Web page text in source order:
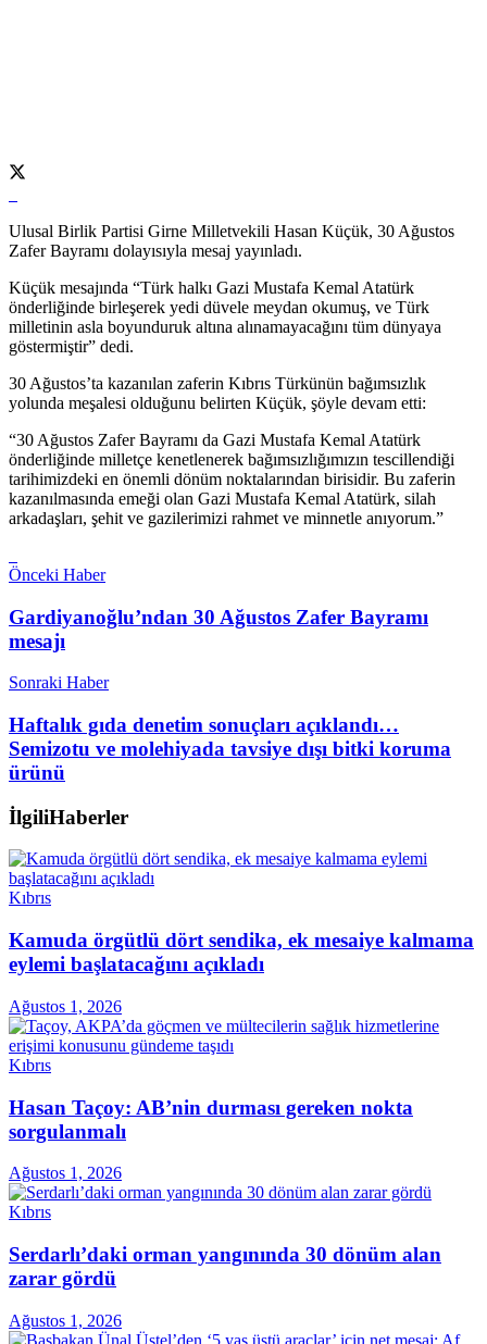
Ulusal Birlik Partisi Girne Milletvekili Hasan Küçük, 30 Ağustos
Zafer Bayramı dolayısıyla mesaj yayınladı.
Küçük mesajında “Türk halkı Gazi Mustafa Kemal Atatürk
önderliğinde birleşerek yedi düvele meydan okumuş, ve Türk
milletinin asla boyunduruk altına alınamayacağını tüm dünyaya
göstermiştir” dedi.
30 Ağustos’ta kazanılan zaferin Kıbrıs Türkünün bağımsızlık
yolunda meşalesi olduğunu belirten Küçük, şöyle devam etti:
“30 Ağustos Zafer Bayramı da Gazi Mustafa Kemal Atatürk
önderliğinde milletçe kenetlenerek bağımsızlığımızın tescillendiği
tarihimizdeki en önemli dönüm noktalarından birisidir. Bu zaferin
kazanılmasında emeği olan Gazi Mustafa Kemal Atatürk, silah
arkadaşları, şehit ve gazilerimizi rahmet ve minnetle anıyorum.”
Önceki Haber
Gardiyanoğlu’ndan 30 Ağustos Zafer Bayramı
mesajı
Sonraki Haber
Haftalık gıda denetim sonuçları açıklandı…
Semizotu ve molehiyada tavsiye dışı bitki koruma
ürünü
İlgiliHaberler
Kıbrıs
Kamuda örgütlü dört sendika, ek mesaiye kalmama
eylemi başlatacağını açıkladı
Ağustos 1, 2026
Kıbrıs
Hasan Taçoy: AB’nin durması gereken nokta
sorgulanmalı
Ağustos 1, 2026
Kıbrıs
Serdarlı’daki orman yangınında 30 dönüm alan
zarar gördü
Ağustos 1, 2026